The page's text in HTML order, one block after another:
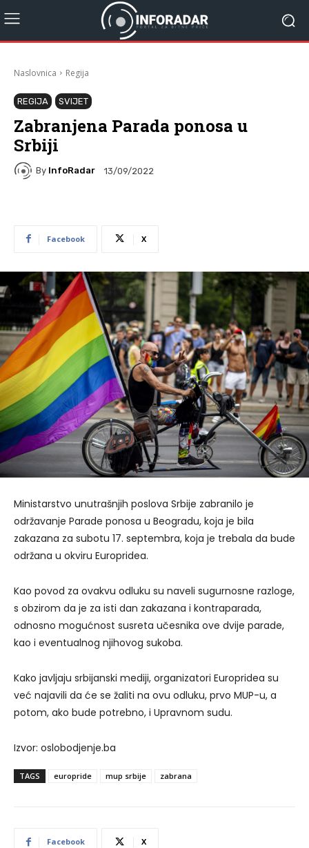
Naslovnica Regija
REGIJA SVIJET
Zabranjena Parada ponosa u
Srbiji
By InfoRadar 13/09/2022
Facebook X
Ministarstvo unutrašnjih poslova Srbije zabranilo je
održavanje Parade ponosa u Beogradu, koja je bila
zakazana za subotu 17. septembra, koja je trebala da bude
održana u okviru Europridea.
Kao povod za ovakvu odluku su naveli sugurnosne razloge,
s obzirom da je za isti dan zakazana i kontraparada,
odnosno mogućnost susreta učesnika ove dvije parade,
kao i eventualnog njihovog sukoba.
Kako javljaju srbijanski mediji, organizatori Europridea su
već najavili da će se žaliti na ovu odluku, prvo MUP-u, a
potom, ako bude potrebno, i Upravnom sudu.
Izvor: oslobodjenje.ba
TAGS europride mup srbije zabrana
Facebook X